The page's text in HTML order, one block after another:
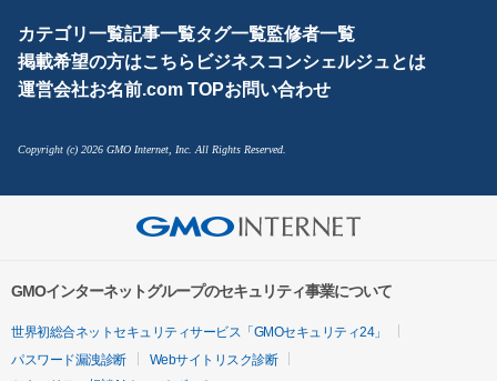
カテゴリ一覧記事一覧タグ一覧監修者一覧
掲載希望の方はこちら ビジネスコンシェルジュとは
運営会社お名前.com TOPお問い合わせ
Copyright (c) 2026 GMO Internet, Inc. All Rights Reserved.
GMOインターネットグループのセキュリティ事業について
世界初総合ネットセキュリティサービス「GMOセキュリティ24」
パスワード漏洩診断
Webサイトリスク診断